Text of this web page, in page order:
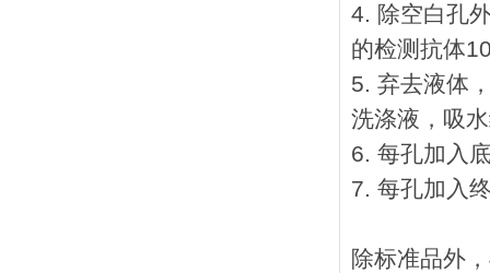
4. 除空白孔
的检测抗体
5. 弃去液体
洗涤液，吸
6. 每孔加入
7. 每孔加入
除标准品外